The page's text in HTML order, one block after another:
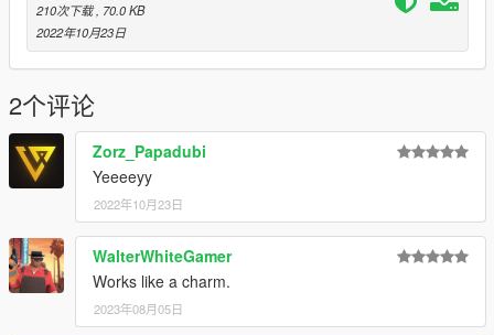
210次下载 , 70.0 KB
2022年10月23日
2个评论
Zorz_Papadubi
Yeeeeyy
2022年10月23日
WalterWhiteGamer
Works like a charm.
2023年08月05日